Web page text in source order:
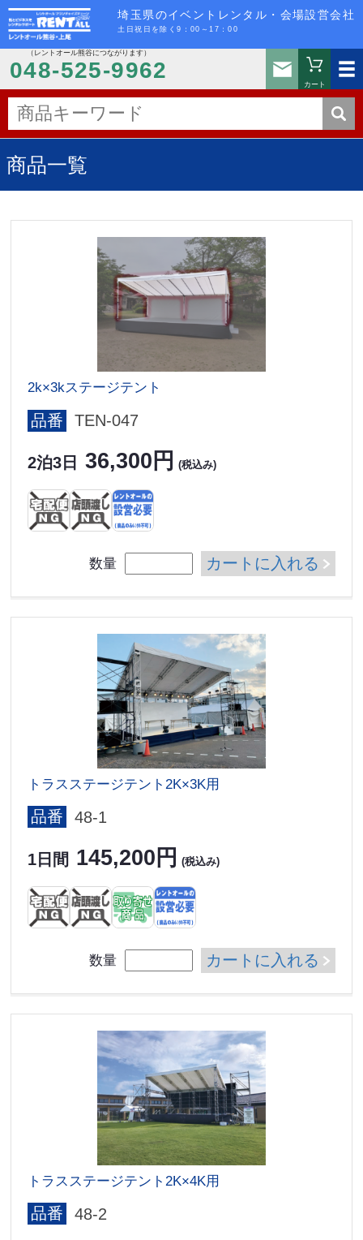
埼玉県のイベントレンタル・会場設営会社
土日祝日を除く9：00～17：00
（レントオール熊谷につながります）
048-525-9962 お問い
カート
商品一覧
2k×3kステージテント
品番 TEN-047
2泊3日 36,300円 (税込み)
数量 カートに入れる
トラスステージテント2K×3K用
品番 48-1
1日間 145,200円 (税込み)
数量 カートに入れる
トラスステージテント2K×4K用
品番 48-2